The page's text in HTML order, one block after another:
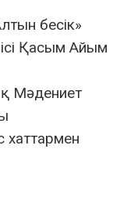
бесік»
Қасым Айым
Мәдениет